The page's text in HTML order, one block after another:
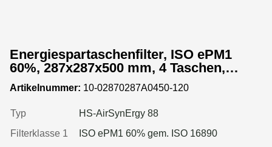
Energiespartaschenfilter, ISO ePM1
60%, 287x287x500 mm, 4 Taschen,
Kunststoffrahmen
Artikelnummer: 10-02870287A0450-120
Typ
HS-AirSynErgy 88
Filterklasse 1
ISO ePM1 60% gem. ISO 16890